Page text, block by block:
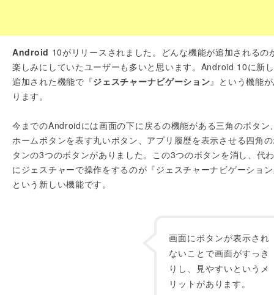
Android 10がリリースされました。どんな機能が追加されるの
楽しみにしていたユーザーも多いと思います。Android 10に新
追加された機能で『ジェスチャーナビゲーション』という機能
ります。
今までのAndroidには画面の下に戻るの機能がある三角のボタン
ホームボタンを表す丸いボタン、アプリ履歴を表示させる四角
タンの3つのボタンがありました。この3つのボタンを消し、代
にジェスチャーで操作をするのが『ジェスチャーナビゲーショ
という新しい機能です。
画面にボタンが表示され
ないことで画面がすっき
りし、見やすいというメ
リットがあります。